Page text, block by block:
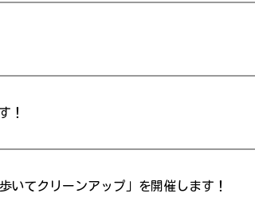
！
いてクリーンアップ」を開催します！